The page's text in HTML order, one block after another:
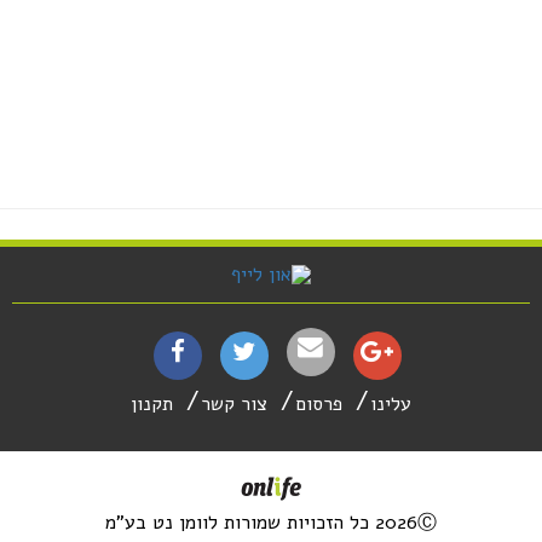
עלינו פרסום צור קשר תקנון
2026Ⓒ כל הזכויות שמורות לוומן נט בע"מ